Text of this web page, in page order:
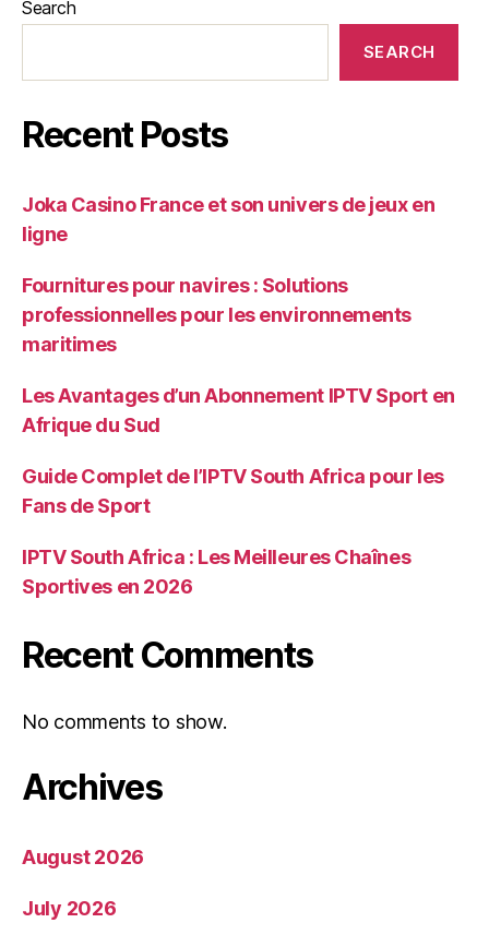
Search
SEARCH
Recent Posts
Joka Casino France et son univers de jeux en
ligne
Fournitures pour navires : Solutions
professionnelles pour les environnements
maritimes
Les Avantages d’un Abonnement IPTV Sport en
Afrique du Sud
Guide Complet de l’IPTV South Africa pour les
Fans de Sport
IPTV South Africa : Les Meilleures Chaînes
Sportives en 2026
Recent Comments
No comments to show.
Archives
August 2026
July 2026